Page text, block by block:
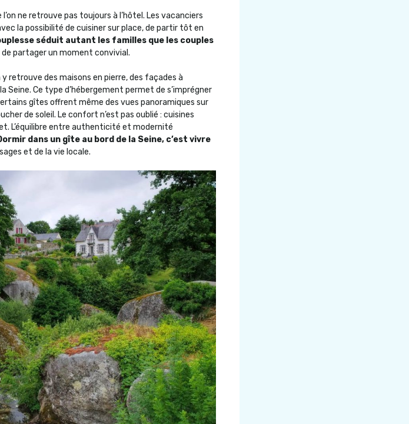
ne retrouve pas toujours à l’hôtel. Les vacanciers
la possibilité de cuisiner sur place, de partir tôt en
séduit autant les familles que les couples
de partager un moment convivial.
retrouve des maisons en pierre, des façades à
Seine. Ce type d’hébergement permet de s’imprégner
gîtes offrent même des vues panoramiques sur
de soleil. Le confort n’est pas oublié : cuisines
L’équilibre entre authenticité et modernité
dans un gîte au bord de la Seine, c’est vivre
et de la vie locale.